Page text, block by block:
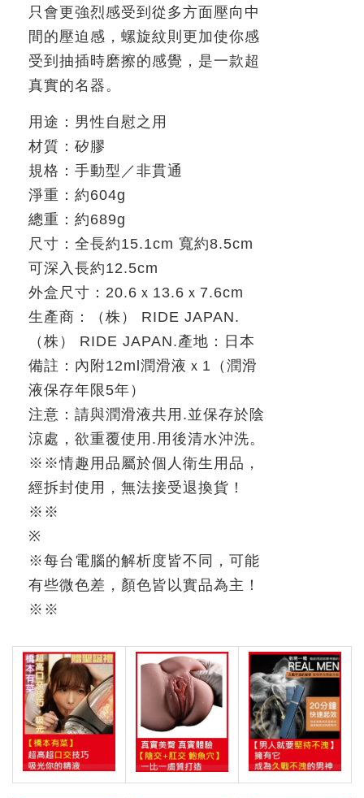
只會更強烈感受到從多方面壓向中
間的壓迫感，螺旋紋則更加使你感
受到抽插時磨擦的感覺，是一款超
真實的名器。
用途：男性自慰之用
材質：矽膠
規格：手動型／非貫通
淨重：約604g
總重：約689g
尺寸：全長約15.1cm 寬約8.5cm
可深入長約12.5cm
外盒尺寸： 20.6 ｘ 13.6 ｘ 7.6cm
生產商：
（株） RIDE JAPAN.
（株）
RIDE JAPAN.產地：日本
備註：內附12ml 潤滑液ｘ 1 （潤滑
液保存年限 5年）
注意：請與潤滑液共用 .並保存於陰
涼處，欲重覆使用 .用後清水沖洗。
※ ※情趣用品屬於個人衛生用品，
經拆封使用，無法接受退換貨！
※※
※
※每台電腦的解析度皆不同，可能
有些微色差，顏色皆以實品為主！
※ ※